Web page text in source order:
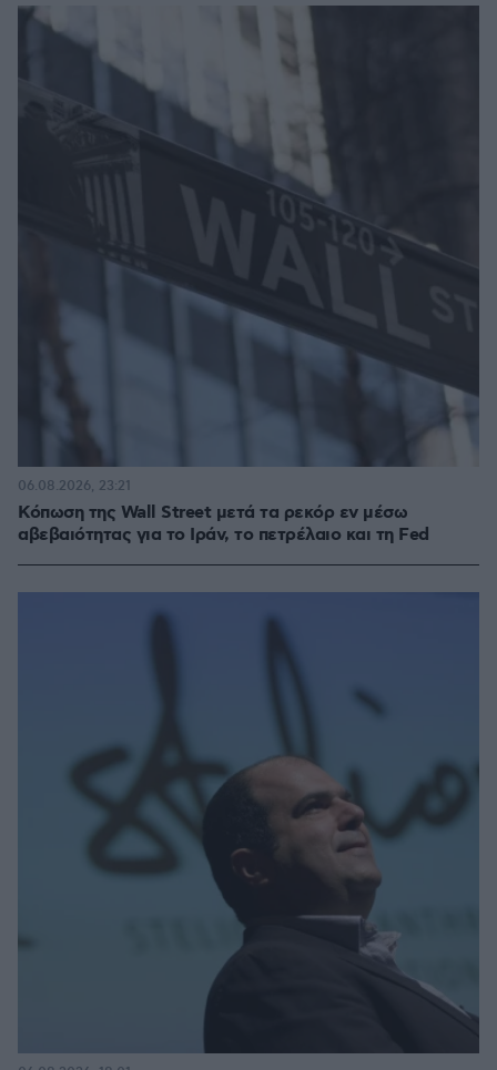
Κόπωση της Wall Street μετά τα ρεκόρ εν μέσω
αβεβαιότητας για το Ιράν, το πετρέλαιο και τη Fed
06.08.2026, 23:21